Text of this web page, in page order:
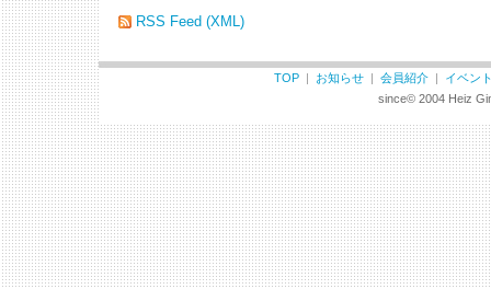
RSS Feed (XML)
TOP | お知らせ | 会員紹介 | イベン
since© 2004 Heiz